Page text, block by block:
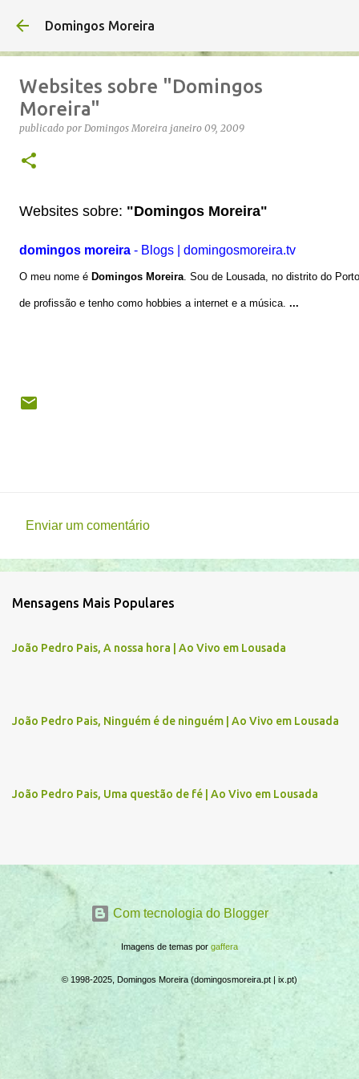
Domingos Moreira
Websites sobre "Domingos
Moreira"
publicado por Domingos Moreira janeiro 09, 2009
Websites sobre: "Domingos Moreira"
domingos moreira - Blogs | domingosmoreira.tv
O meu nome é Domingos Moreira. Sou de Lousada, no distrito do
de profissão e tenho como hobbies a internet e a música. ...
o
e
t
i
Enviar um comentário
Mensagens Mais Populares
João Pedro Pais, A nossa hora | Ao Vivo em Lousada
João Pedro Pais, Ninguém é de ninguém | Ao Vivo em Lousada
João Pedro Pais, Uma questão de fé | Ao Vivo em Lousada
Com tecnologia do Blogger
Imagens de temas por gaffera
© 1998-2025, Domingos Moreira (domingosmoreira.pt | ix.pt)